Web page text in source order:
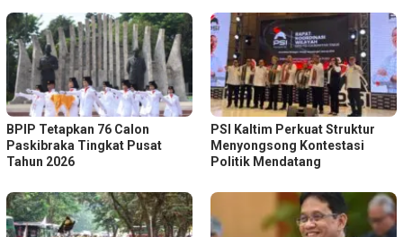
BPIP Tetapkan 76 Calon
Paskibraka Tingkat Pusat
Tahun 2026
PSI Kaltim Perkuat Struktur
Menyongsong Kontestasi
Politik Mendatang